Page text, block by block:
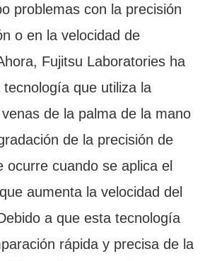
problemas con la precisión
o en la velocidad de
Fujitsu Laboratories ha
que utiliza la
de la palma de la mano
de la precisión de
ocurre cuando se aplica el
aumenta la velocidad del
a que esta tecnología
rápida y precisa de la